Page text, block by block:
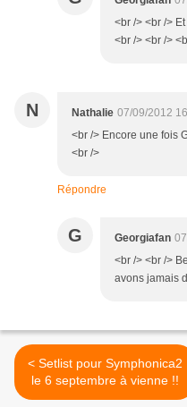
<br /> <br />
<br /> <br />
N Nathalie 07/09/2012
<br /> Encore une fois
<br />
Répondre
G Georgiafan
<br /> <br />
avons jamais
< Setlist pour Symphonica2
le 6 septembre à vienne !!